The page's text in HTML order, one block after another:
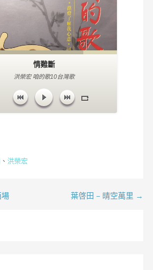
情難斷
洪榮宏 咱的歌10台灣歌
、 洪榮宏
葉啓田 – 晴空萬里 →